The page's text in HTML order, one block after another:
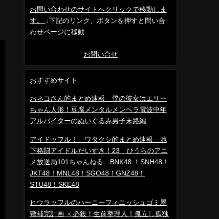
お問い合わせのサイトへクリックで移動しま
す。
↓下記のリンク、ボタンを押すと問い合
わせページに移動
お問い合せ
おすすめサイト
おネコさん的まとめ速報 僕の彼女はエリー
ちゃん人形！豆腐メンタルメンヘラ電波中年
アルバイターのぬいぐるみ男子末路編
アイドッフル！ ワタクシ的まとめ速報 地
下格闘アイドルだいすき！23 ひうらのアニ
メ放送局101ちゃんねる BNK48 ！SNH48！
JKT48！MNL48！SGO48！GNZ48！
STU48！SKE48
ヒウラッフルのハーニーフィニッシュゴミ屋
敷補完計画 ＜必殺！生前整理人！孤立し孤独